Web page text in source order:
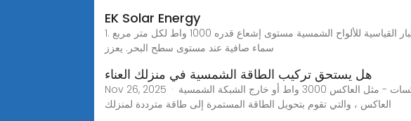
EK Solar Energy
1. الإشعاع: تشير تحدد شروط الاختبار القياسية للألواح الشمسية مستوى إشعاع قدره 1000 واط لكل متر مربع (W/m²)والتي تمثل شدة ضوء الشمس الساقط على سطح الأرض تحت
سماء صافية عند مستوى سطح البحر. يعزز
هل يستحق تركيب الطاقة الشمسية في منزلك العناء
Nov 26, 2025 · يتضمن الإعداد الكامل عادةً ما يلي: • الألواح الشمسية - التقاط ضوء الشمس وتحويله إلى كهرباء. • العاكسات - مثل العاكس 3000 واط أو خارج الشبكة الشمسية
العاكس ، والتي تقوم بتحويل الطاقة المستمرة إلى طاقة مترددة لمنزلك